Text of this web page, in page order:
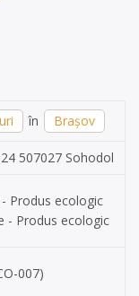
în Brașov
507027 Sohodol
Produs ecologic
- Produs ecologic
007)